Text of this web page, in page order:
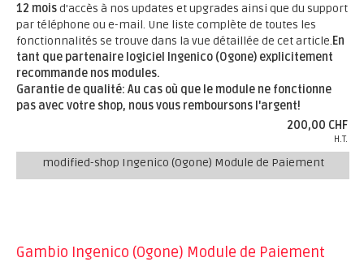
12 moisd'accès à nos updates et upgrades ainsi que du support
par téléphone ou e-mail. Une liste complète de toutes les
fonctionnalités se trouve dans la vue détaillée de cet article.En
tant que partenaire logiciel Ingenico (Ogone) explicitement
recommande nos modules.
Garantie de qualité: Au cas où que le module ne fonctionne
pas avec votre shop, nous vous remboursons l'argent!
200,00 CHF
H.T.
modified-shop Ingenico (Ogone) Module de Paiement
Gambio Ingenico (Ogone) Module de Paiement